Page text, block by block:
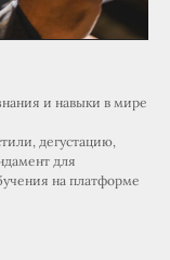
и навыки в мире
дегустацию,
для
на платформе